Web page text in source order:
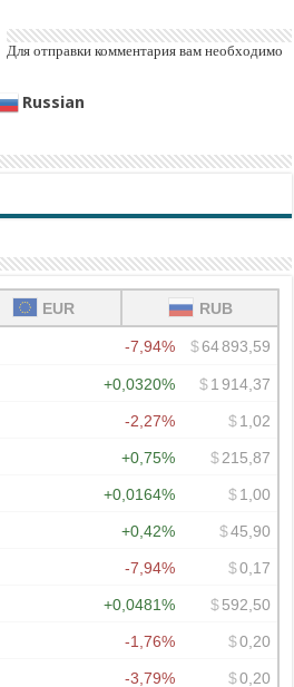
Для отправки комментария вам необходимо
Russian